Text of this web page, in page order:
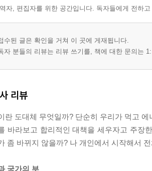
자, 편집자를 위한 공간입니다. 독자들에게 전하
수된 글은 확인을 거쳐 이 곳에 게재됩니다.
자 분들의 리뷰는 리뷰 쓰기를, 책에 대한 문의는
리뷰
란 도대체 무엇일까? 단순히 우리가 먹고
바라보고 합리적인 대책을 세우자고 주장
좀 바뀌지 않을까? 나 개인에서 시작해서
국가의 부